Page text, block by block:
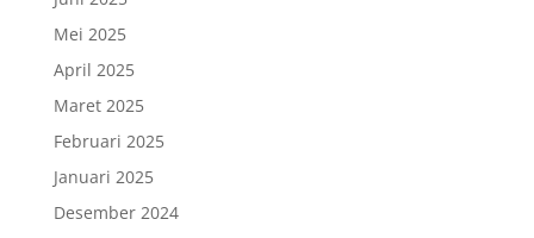
Mei 2025
April 2025
Maret 2025
Februari 2025
Januari 2025
Desember 2024